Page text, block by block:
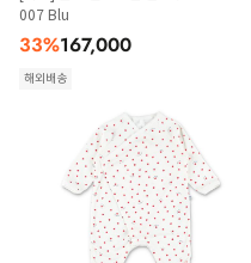
007 Blu
33%167,000
해외배송